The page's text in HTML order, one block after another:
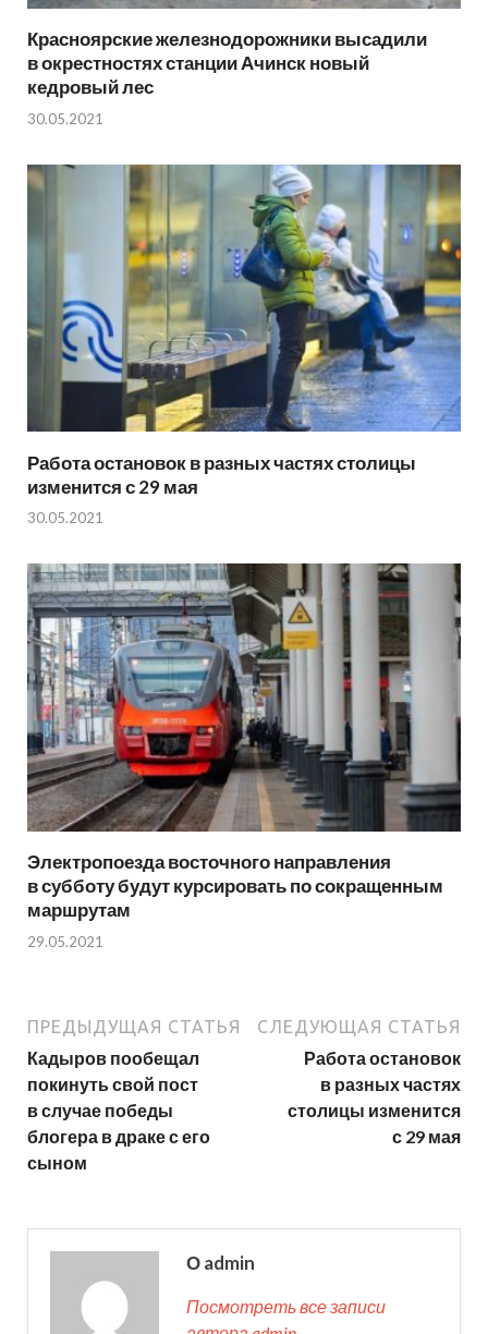
Красноярские железнодорожники высадили
в окрестностях станции Ачинск новый
кедровый лес
30.05.2021
Работа остановок в разных частях столицы
изменится с 29 мая
30.05.2021
Электропоезда восточного направления
в субботу будут курсировать по сокращенным
маршрутам
29.05.2021
ПРЕДЫДУЩАЯ СТАТЬЯ
Кадыров пообещал
покинуть свой пост
в случае победы
блогера в драке с его
сыном
СЛЕДУЮЩАЯ СТАТЬЯ
Работа остановок
в разных частях
столицы изменится
с 29 мая
О admin
Посмотреть все записи